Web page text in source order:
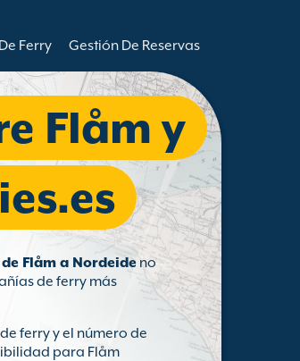
Ferry Gestión De Reservas
Flåm y
Flåm a Nordeide no
de ferry más
ferry y el número de
para Flåm